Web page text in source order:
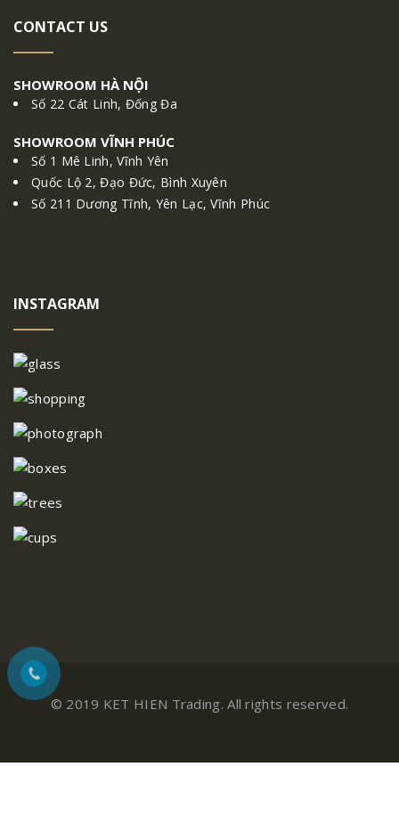
CONTACT US
SHOWROOM HÀ NỘI
Số 22 Cát Linh, Đống Đa
SHOWROOM VĨNH PHÚC
Số 1 Mê Linh, Vĩnh Yên
Quốc Lộ 2, Đạo Đức, Bình Xuyên
Số 211 Dương Tĩnh, Yên Lạc, Vĩnh Phúc
INSTAGRAM
© 2019 KET HIEN Trading. All rights reserved.